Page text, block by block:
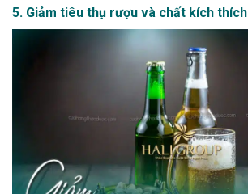
5. Giảm tiêu thụ rượu và chất kích thích